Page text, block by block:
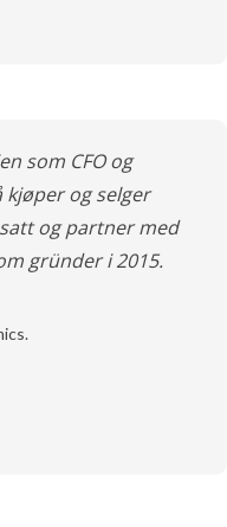
som CFO og
og selger
og partner med
gründer i 2015.